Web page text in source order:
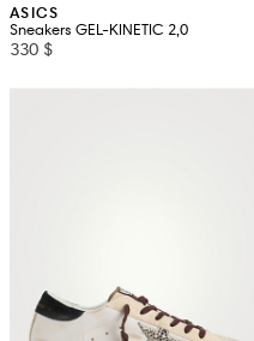
ASICS
Sneakers GEL-KINETIC 2,0
330 $